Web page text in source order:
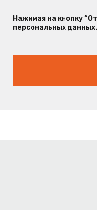
Нажимая на кнопку
персональных